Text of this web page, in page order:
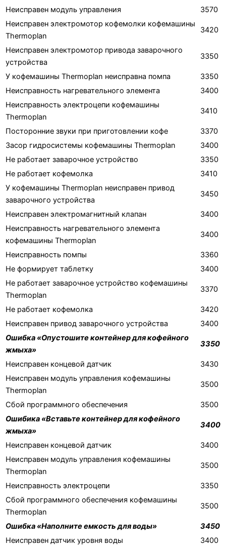
Неисправен модуль управления
3570
Неисправен электромотор кофемолки кофемашины
Thermoplan
3420
Неисправен электромотор привода заварочного
устройства
3350
У кофемашины Thermoplan неисправна помпа
3350
Неисправность нагревательного элемента
3400
Неисправность электроцепи кофемашины
Thermoplan
3410
Посторонние звуки при приготовлении кофе
3370
Засор гидросистемы кофемашины Thermoplan
3400
Не работает заварочное устройство
3350
Не работает кофемолка
3410
У кофемашины Thermoplan неисправен привод
заварочного устройства
3450
Неисправен электромагнитный клапан
3400
Неисправность нагревательного элемента
кофемашины Thermoplan
3400
Неисправность помпы
3360
Не формирует таблетку
3400
Не работает заварочное устройство кофемашины
Thermoplan
3370
Не работает кофемолка
3420
Неисправен привод заварочного устройства
3400
Ошибка «Опустошите контейнер для кофейного
жмыха»
3350
Неисправен концевой датчик
3430
Неисправен модуль управления кофемашины
Thermoplan
3500
Сбой программного обеспечения
3500
Ошибика «Вставьте контейнер для кофейного
жмыха»
3400
Неисправен концевой датчик
3400
Неисправен модуль управления кофемашины
Thermoplan
3500
Неисправность электроцепи
3350
Сбой программного обеспечения кофемашины
Thermoplan
3500
Ошибка «Наполните емкость для воды»
3450
Неисправен датчик уровня воды
3400